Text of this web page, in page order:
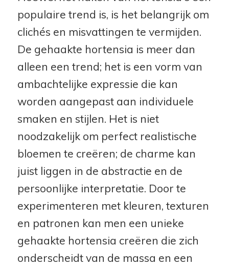
populaire trend is, is het belangrijk om
clichés en misvattingen te vermijden.
De gehaakte hortensia is meer dan
alleen een trend; het is een vorm van
ambachtelijke expressie die kan
worden aangepast aan individuele
smaken en stijlen. Het is niet
noodzakelijk om perfect realistische
bloemen te creëren; de charme kan
juist liggen in de abstractie en de
persoonlijke interpretatie. Door te
experimenteren met kleuren, texturen
en patronen kan men een unieke
gehaakte hortensia creëren die zich
onderscheidt van de massa en een